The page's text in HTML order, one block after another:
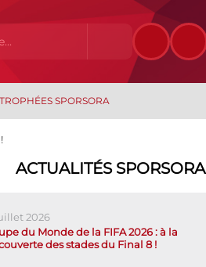
SPORSORA
ACTUALITÉS SPORSORA
2026
du Monde de la FIFA 2026 : à la
des stades du Final 8 !